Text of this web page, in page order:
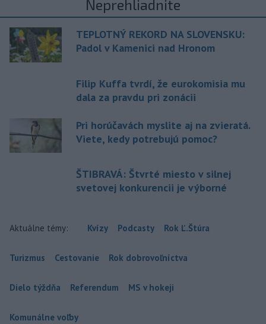
Neprehliadnite
TEPLOTNÝ REKORD NA SLOVENSKU:
Padol v Kamenici nad Hronom
Filip Kuffa tvrdí, že eurokomisia mu
dala za pravdu pri zonácii
Pri horúčavách myslite aj na zvieratá.
Viete, kedy potrebujú pomoc?
ŠTIBRAVÁ: Štvrté miesto v silnej
svetovej konkurencii je výborné
Aktuálne témy: Kvízy Podcasty Rok Ľ.Štúra
Turizmus Cestovanie Rok dobrovoľníctva
Dielo týždňa Referendum MS v hokeji
Komunálne voľby